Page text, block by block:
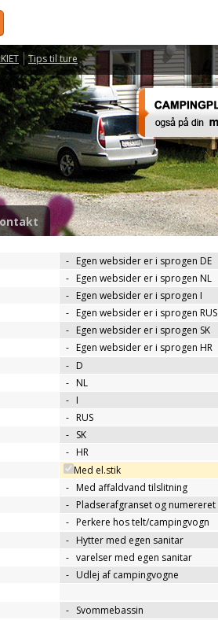
Tips til ture
- Egen websider er i sprogen DE
- Egen websider er i sprogen NL
- Egen websider er i sprogen I
- Egen websider er i sprogen RUS
- Egen websider er i sprogen SK
- Egen websider er i sprogen HR
- D
- NL
- I
- RUS
- SK
- HR
Med el.stik
- Med affaldvand tilslitning
- Pladserafgranset og numereret
- Perkere hos telt/campingvogn
- Hytter med egen sanitar
- varelser med egen sanitar
- Udlej af campingvogne
- Svommebassin